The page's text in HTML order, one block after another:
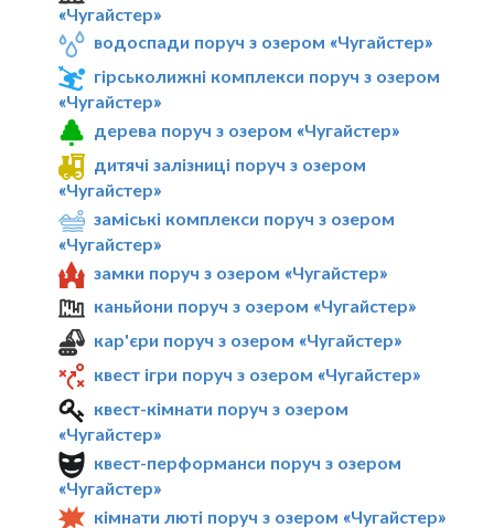
«Чугайстер»
водоспади поруч з озером «Чугайстер»
гірськолижні комплекси поруч з озером
«Чугайстер»
дерева поруч з озером «Чугайстер»
дитячі залізниці поруч з озером
«Чугайстер»
заміські комплекси поруч з озером
«Чугайстер»
замки поруч з озером «Чугайстер»
каньйони поруч з озером «Чугайстер»
кар'єри поруч з озером «Чугайстер»
квест ігри поруч з озером «Чугайстер»
квест-кімнати поруч з озером
«Чугайстер»
квест-перформанси поруч з озером
«Чугайстер»
кімнати люті поруч з озером «Чугайстер»